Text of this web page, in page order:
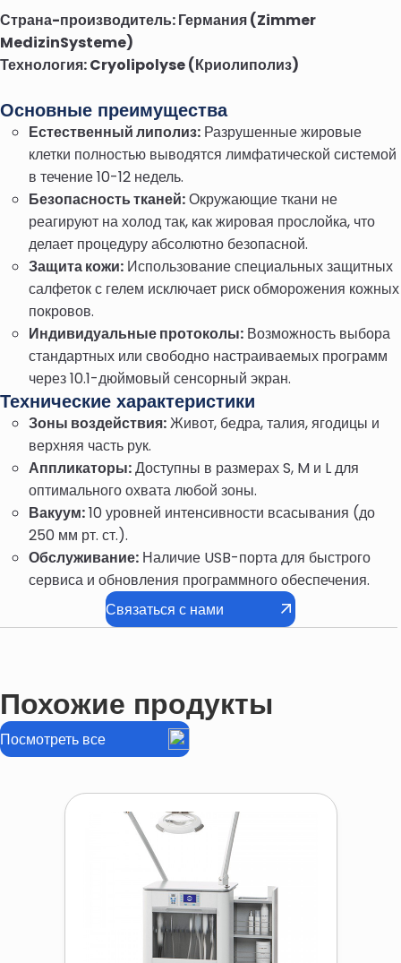
Страна-производитель: Германия (Zimmer
MedizinSysteme)
Технология: Cryolipolyse (Криолиполиз)
Основные преимущества
Естественный липолиз: Разрушенные жировые
клетки полностью выводятся лимфатической системой
в течение 10-12 недель.
Безопасность тканей:Окружающие ткани не
реагируют на холод так, как жировая прослойка, что
делает процедуру абсолютно безопасной.
Защита кожи: Использование специальных защитных
салфеток с гелем исключает риск обморожения кожных
покровов.
Индивидуальные протоколы: Возможность выбора
стандартных или свободно настраиваемых программ
через 10.1-дюймовый сенсорный экран.
Технические характеристики
Зоны воздействия:Живот, бедра, талия, ягодицы и
верхняя часть рук.
Аппликаторы:Доступны в размерах S, M и L для
оптимального охвата любой зоны.
Вакуум:10 уровней интенсивности всасывания (до
250 мм рт. ст.).
Обслуживание: Наличие USB-порта для быстрого
сервиса и обновления программного обеспечения.
Связаться с нами
Похожие продукты
Посмотреть все